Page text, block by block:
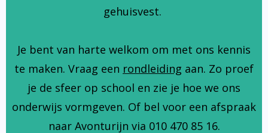
gehuisvest.
Je bent van harte welkom om met ons kennis
te maken. Vraag een rondleiding aan. Zo proef
je de sfeer op school en zie je hoe we ons
onderwijs vormgeven. Of bel voor een afspraak
naar Avonturijn via 010 470 85 16.